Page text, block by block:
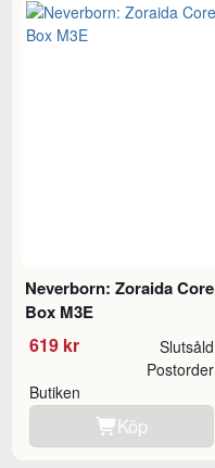
Neverborn: Zoraida Core
Box M3E
619 kr Slutsåld
Butiken
Postorder
Köp